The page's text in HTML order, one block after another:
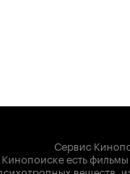
Сервис
есть
веществ,